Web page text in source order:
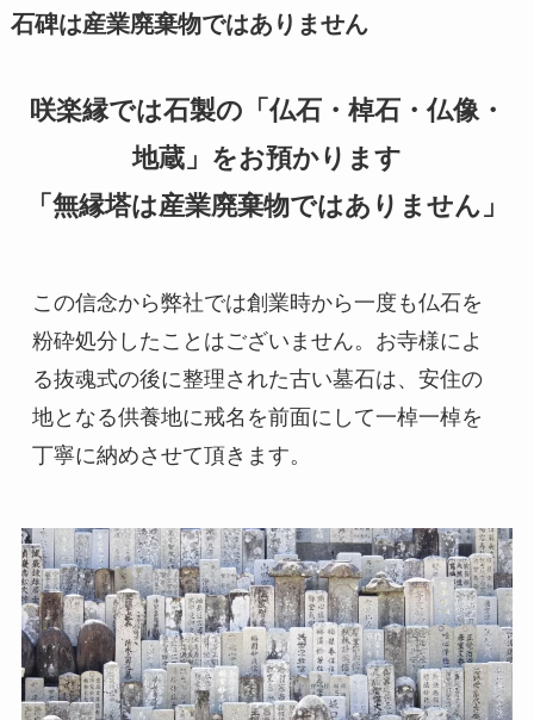
石碑は産業廃棄物ではありません
咲楽縁では石製の「仏石・棹石・仏像・
地蔵」をお預かります
「無縁塔は産業廃棄物ではありません」
この信念から弊社では創業時から一度も仏石を
粉砕処分したことはございません。お寺様によ
る抜魂式の後に整理された古い墓石は、安住の
地となる供養地に戒名を前面にして一棹一棹を
丁寧に納めさせて頂きます。